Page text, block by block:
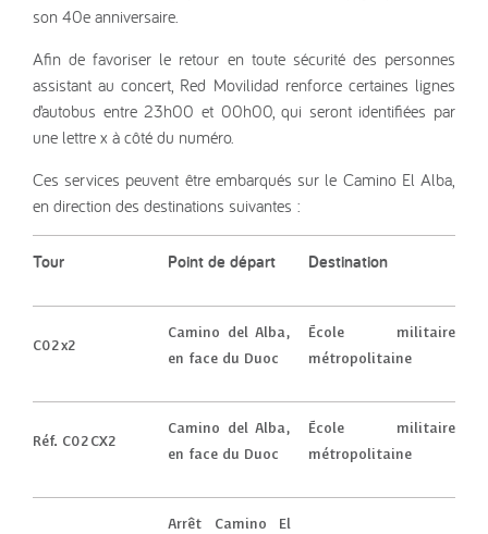
son 40e anniversaire.
Afin de favoriser le retour en toute sécurité des personnes
assistant au concert, Red Movilidad renforce certaines lignes
d’autobus entre 23h00 et 00h00, qui seront identifiées par
une lettre x à côté du numéro.
Ces services peuvent être embarqués sur le Camino El Alba,
en direction des destinations suivantes :
Tour Point de départ Destination
C02x2
Camino del Alba,
en face du Duoc
École militaire
métropolitaine
Réf. C02CX2
Camino del Alba,
en face du Duoc
École militaire
métropolitaine
Arrêt Camino El